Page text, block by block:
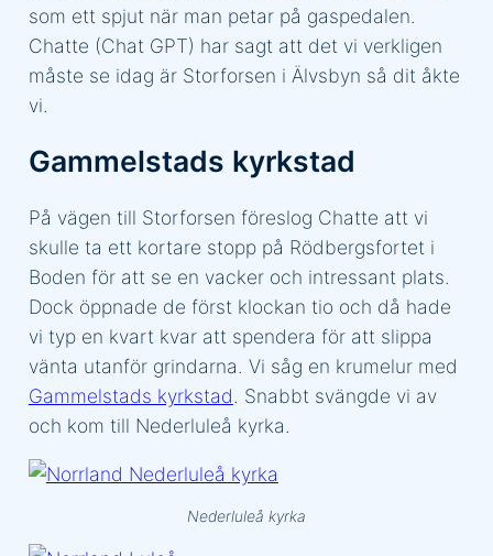
som ett spjut när man petar på gaspedalen.
Chatte (Chat GPT) har sagt att det vi verkligen
måste se idag är Storforsen i Älvsbyn så dit åkte
vi.
Gammelstads kyrkstad
På vägen till Storforsen föreslog Chatte att vi
skulle ta ett kortare stopp på Rödbergsfortet i
Boden för att se en vacker och intressant plats.
Dock öppnade de först klockan tio och då hade
vi typ en kvart kvar att spendera för att slippa
vänta utanför grindarna. Vi såg en krumelur med
Gammelstads kyrkstad. Snabbt svängde vi av
och kom till Nederluleå kyrka.
Nederluleå kyrka